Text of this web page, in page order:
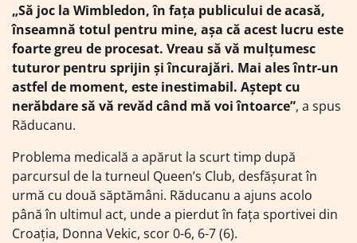
„Să joc la Wimbledon, în fața publicului de acasă,
înseamnă totul pentru mine, așa că acest lucru este
foarte greu de procesat. Vreau să vă mulțumesc
tuturor pentru sprijin și încurajări. Mai ales într-un
astfel de moment, este inestimabil. Aștept cu
nerăbdare să vă revăd când mă voi întoarce”, a spus
Răducanu.
Problema medicală a apărut la scurt timp după
parcursul de la turneul Queen’s Club, desfășurat în
urmă cu două săptămâni. Răducanu a ajuns acolo
până în ultimul act, unde a pierdut în fața sportivei din
Croația, Donna Vekic, scor 0-6, 6-7 (6).